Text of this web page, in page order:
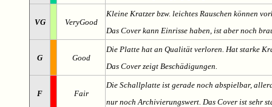
VG VeryGood
Kleine Kratzer bzw. leichtes Rauschen können
Das Cover kann Einrisse haben, ist aber noch
G Good
Die Platte hat an Qualität verloren. Hat starke
Das Cover zeigt Beschädigungen.
F Fair
Die Schallplatte ist gerade noch abspielbar,
nur noch Archivierungswert. Das Cover ist sehr